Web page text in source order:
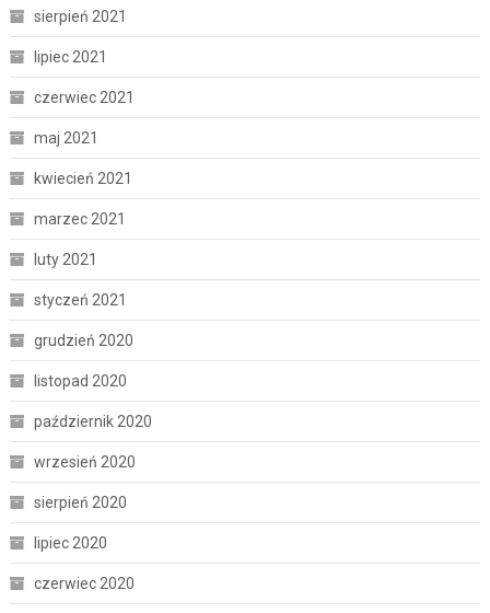
sierpień 2021
lipiec 2021
czerwiec 2021
maj 2021
kwiecień 2021
marzec 2021
luty 2021
styczeń 2021
grudzień 2020
listopad 2020
październik 2020
wrzesień 2020
sierpień 2020
lipiec 2020
czerwiec 2020